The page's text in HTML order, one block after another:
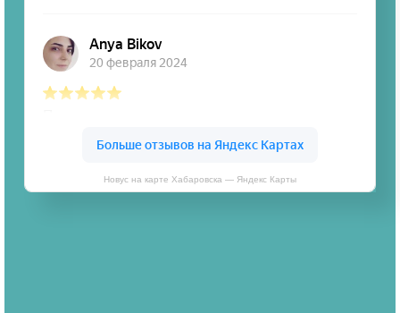
Новус на карте Хабаровска — Яндекс Карты